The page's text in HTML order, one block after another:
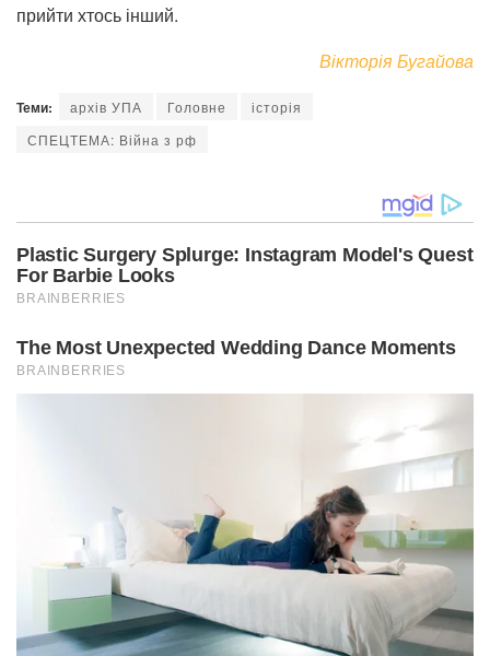
прийти хтось інший.
Вікторія Бугайова
Теми: архів УПА Головне
історія
СПЕЦТЕМА: Війна з рф